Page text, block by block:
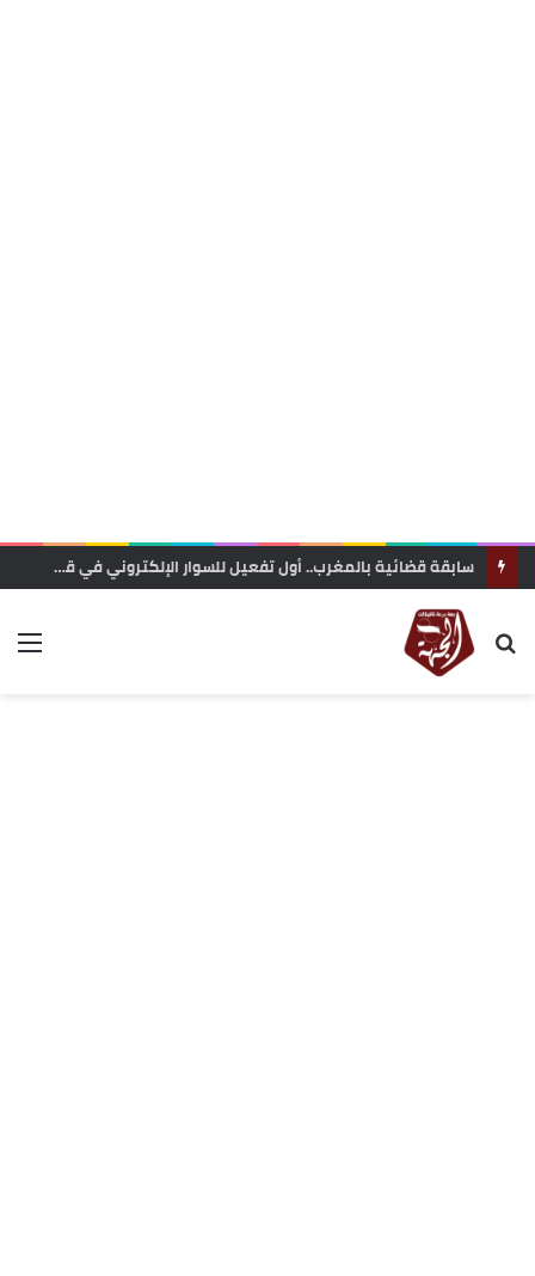
سابقة قضائية بالمغرب.. أول تفعيل للسوار الإلكتروني في قضايا الشيك يدخل حيز التنفيذ